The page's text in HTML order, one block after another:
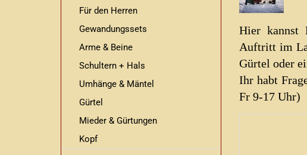
Hier kannst
Auftritt im
Gürtel oder
Ihr habt
Fr 9-17 Uhr)
Für den Herren
Gewandungssets
Arme & Beine
Schultern + Hals
Umhänge & Mäntel
Gürtel
Mieder & Gürtungen
Kopf